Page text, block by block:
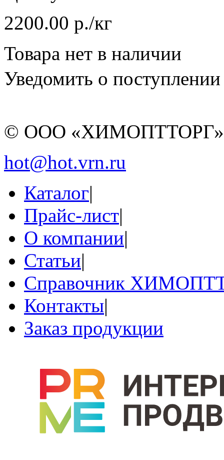
2200.00 р./кг
Товара нет в наличии
Уведомить о поступлении
© ООО
hot@hot.vrn.ru
Каталог|
Прайс-лист|
О компании|
Статьи|
Справочник
Контакты|
Заказ продукции